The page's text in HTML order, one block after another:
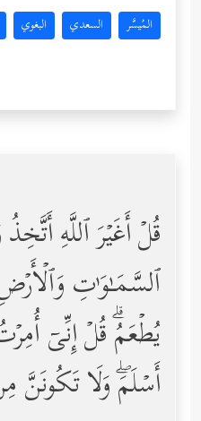
المُيسَّر السعدي البغوي
قُلۡ أَغَیۡرَ ٱللَّهِ أَتَّخِذُ
ٱلسَّمَـٰوَ ٰ⁠تِ
یُطۡعَمُۗ قُلۡ إِنِّیۤ
أَسۡلَمَۖ وَلَا تَكُونَنَّ